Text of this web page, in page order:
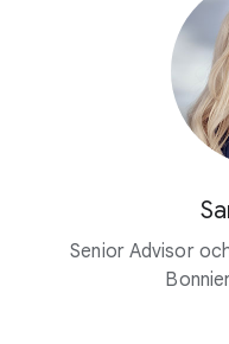
Senior Advisor